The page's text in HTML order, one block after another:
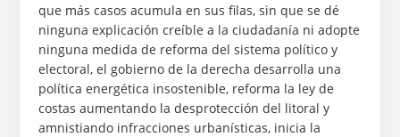
que más casos acumula en sus filas, sin que se dé
ninguna explicación creíble a la ciudadanía ni adopte
ninguna medida de reforma del sistema político y
electoral, el gobierno de la derecha desarrolla una
política energética insostenible, reforma la ley de
costas aumentando la desprotección del litoral y
amnistiando infracciones urbanísticas, inicia la